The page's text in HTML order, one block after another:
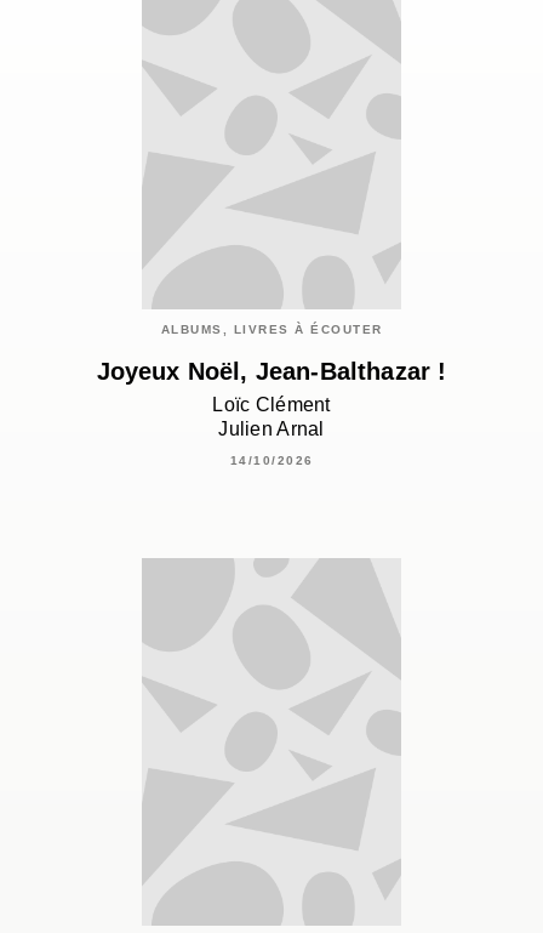
ALBUMS, LIVRES À ÉCOUTER
Joyeux Noël, Jean-Balthazar !
Loïc Clément
Julien Arnal
14/10/2026